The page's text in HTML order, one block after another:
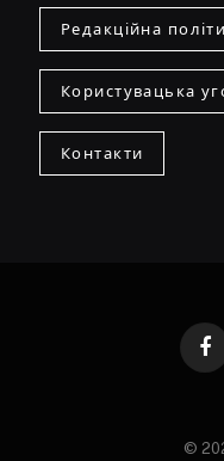
Редакційна
Користувацька
Контакти
©